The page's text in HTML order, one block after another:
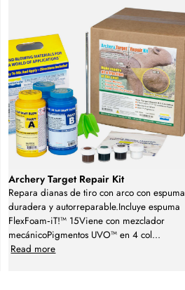
Archery Target Repair Kit
Repara dianas de tiro con arco con espuma
duradera y autorreparable.Incluye espuma
FlexFoam‑iT!™ 15Viene con mezclador
mecánicoPigmentos UVO™ en 4 col...
Read more